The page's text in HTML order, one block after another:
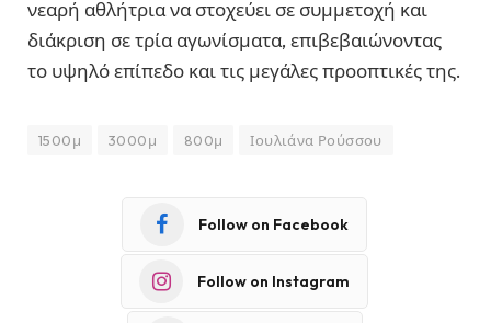
νεαρή αθλήτρια να στοχεύει σε συμμετοχή και
διάκριση σε τρία αγωνίσματα, επιβεβαιώνοντας
το υψηλό επίπεδο και τις μεγάλες προοπτικές της.
1500μ 3000μ 800μ Ιουλιάνα Ρούσσου
Follow on Facebook
Follow on Instagram